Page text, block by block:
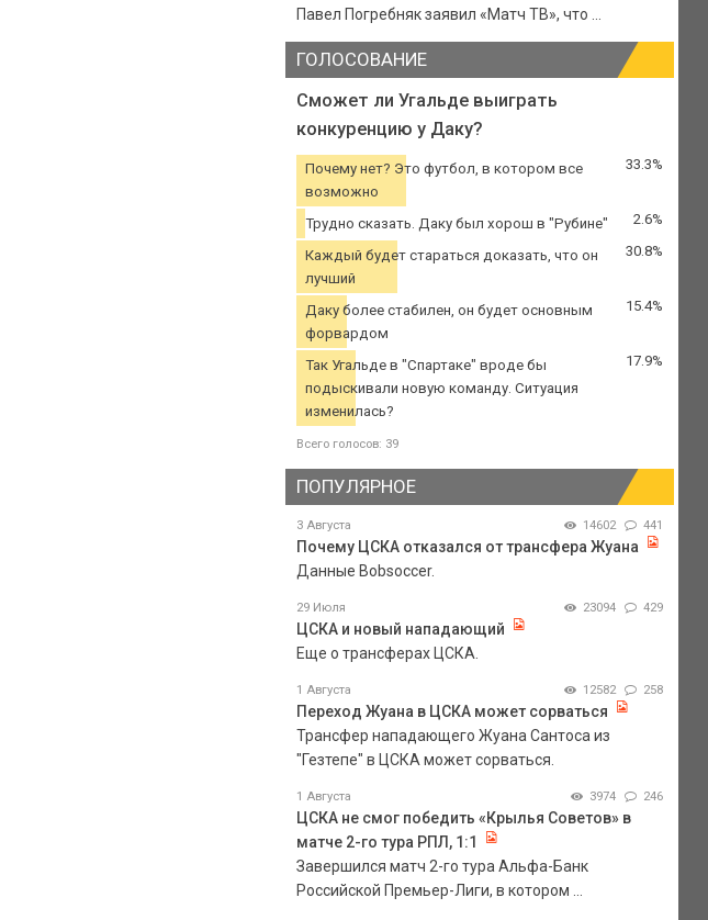
Павел Погребняк заявил «Матч ТВ», что ...
ГОЛОСОВАНИЕ
Сможет ли Угальде выиграть
конкуренцию у Даку?
Почему нет? Это футбол, в котором все
возможно
33.3%
Трудно сказать. Даку был хорош в "Рубине" 2.6%
Каждый будет стараться доказать, что он
лучший
30.8%
Даку более стабилен, он будет основным
форвардом
15.4%
Так Угальде в "Спартаке" вроде бы
подыскивали новую команду. Ситуация
изменилась?
17.9%
Всего голосов: 39
ПОПУЛЯРНОЕ
3 Августа 14602 441
Почему ЦСКА отказался от трансфера Жуана
Данные Bobsoccer.
29 Июля 23094 429
ЦСКА и новый нападающий
Еще о трансферах ЦСКА.
1 Августа 12582 258
Переход Жуана в ЦСКА может сорваться
Трансфер нападающего Жуана Сантоса из
"Гезтепе" в ЦСКА может сорваться.
1 Августа 3974 246
ЦСКА не смог победить «Крылья Советов» в
матче 2-го тура РПЛ, 1:1
Завершился матч 2-го тура Альфа-Банк
Российской Премьер-Лиги, в котором ...